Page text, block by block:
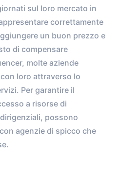
sul loro mercato in
correttamente
un buon prezzo e
di compensare
molte aziende
loro attraverso lo
Per garantire il
a risorse di
possono
agenzie di spicco che